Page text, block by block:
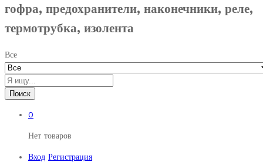
гофра, предохранители, наконечники, реле,
термотрубка, изолента
Все
Поиск
0
Нет товаров
Вход Регистрация